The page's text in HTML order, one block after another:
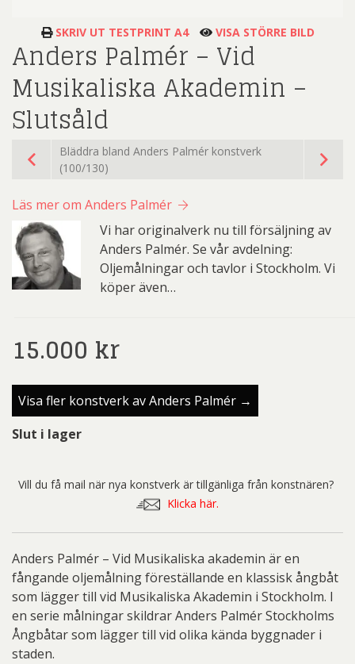
SKRIV UT TESTPRINT A4 VISA STÖRRE BILD
Anders Palmér – Vid
Musikaliska Akademin –
Slutsåld
Bläddra bland Anders Palmér konstverk
(100/130)
Läs mer om Anders Palmér
Vi har originalverk nu till försäljning av
Anders Palmér. Se vår avdelning:
Oljemålningar och tavlor i Stockholm. Vi
köper även…
15.000 kr
Visa fler konstverk av Anders Palmér →
Slut i lager
Vill du få mail när nya konstverk är tillgänliga från konstnären?
Klicka här.
Anders Palmér – Vid Musikaliska akademin är en
fångande oljemålning föreställande en klassisk ångbåt
som lägger till vid Musikaliska Akademin i Stockholm. I
en serie målningar skildrar Anders Palmér Stockholms
Ångbåtar som lägger till vid olika kända byggnader i
staden.